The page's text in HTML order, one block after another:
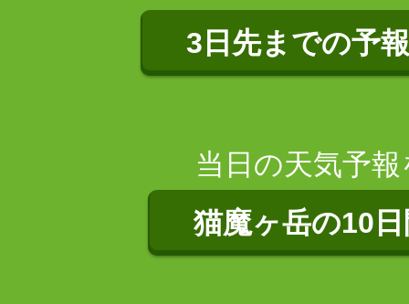
3日先までの予
当日の天気予
猫魔ヶ岳の10